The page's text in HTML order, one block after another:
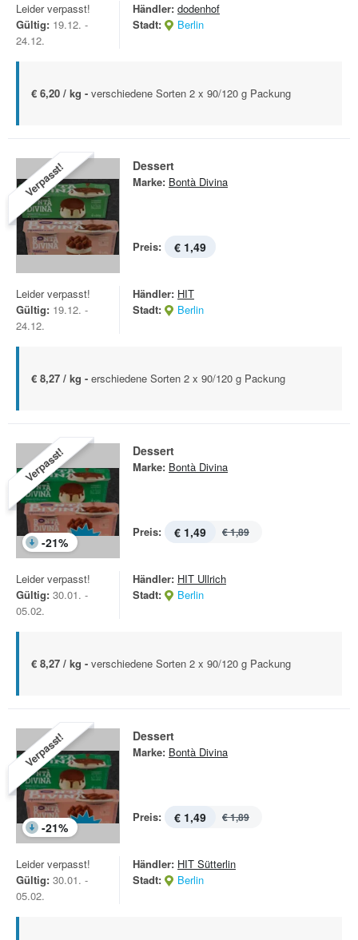
Leider verpasst!
Gültig: 19.12. -
24.12.
Händler: dodenhof
Stadt:
Berlin
€ 6,20 / kg - verschiedene Sorten 2 x 90/120 g Packung
Verpasst! Dessert
Marke: Bontà Divina
Preis: € 1,49
Leider verpasst!
Gültig: 19.12. -
24.12.
Händler: HIT
Stadt:
Berlin
€ 8,27 / kg - erschiedene Sorten 2 x 90/120 g Packung
Verpasst!
-21%
Dessert
Marke: Bontà Divina
Preis: € 1,49 € 1,89
Leider verpasst!
Gültig: 30.01. -
05.02.
Händler: HIT Ullrich
Stadt:
Berlin
€ 8,27 / kg - verschiedene Sorten 2 x 90/120 g Packung
Verpasst!
-21%
Dessert
Marke: Bontà Divina
Preis: € 1,49 € 1,89
Leider verpasst!
Gültig: 30.01. -
05.02.
Händler: HIT Sütterlin
Stadt:
Berlin